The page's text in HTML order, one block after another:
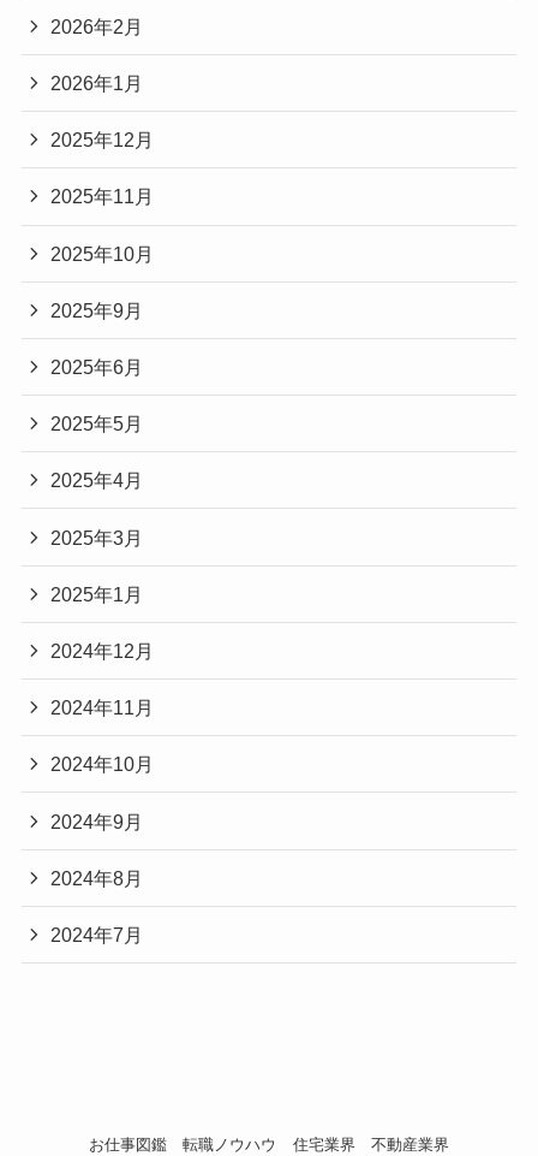
2026年2月
2026年1月
2025年12月
2025年11月
2025年10月
2025年9月
2025年6月
2025年5月
2025年4月
2025年3月
2025年1月
2024年12月
2024年11月
2024年10月
2024年9月
2024年8月
2024年7月
お仕事図鑑 転職ノウハウ 住宅業界 不動産業界